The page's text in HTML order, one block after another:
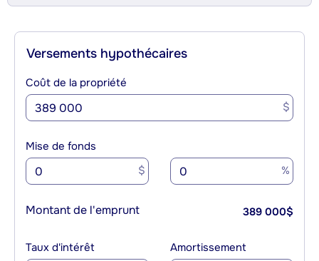
Versements hypothécaires
Coût de la propriété
$
Mise de fonds
$ %
Montant de l'emprunt 389 000$
Taux d'intérêt Amortissement